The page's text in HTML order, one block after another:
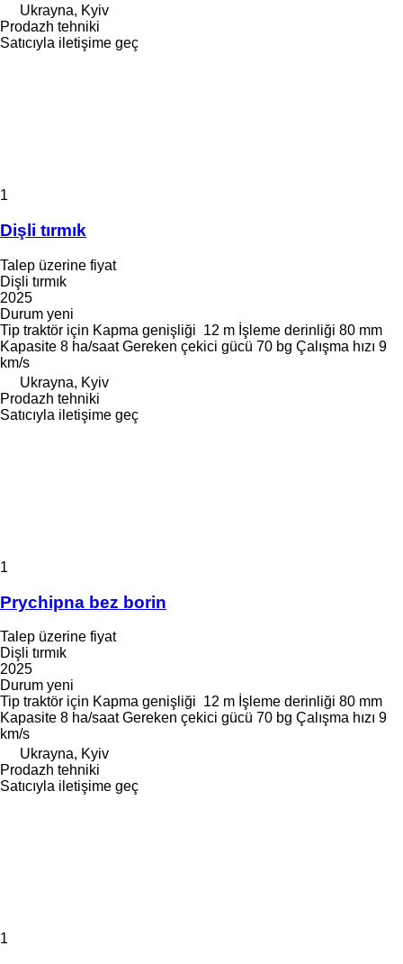
Ukrayna, Kyiv
Prodazh tehniki
Satıcıyla iletişime geç
1
Dişli tırmık
Talep üzerine fiyat
Dişli tırmık
2025
Durum yeni
Tip traktör için Kapma genişliği 12 m İşleme derinliği 80 mm
Kapasite 8 ha/saat Gereken çekici gücü 70 bg Çalışma hızı 9
km/s
Ukrayna, Kyiv
Prodazh tehniki
Satıcıyla iletişime geç
1
Prychipna bez borin
Talep üzerine fiyat
Dişli tırmık
2025
Durum yeni
Tip traktör için Kapma genişliği 12 m İşleme derinliği 80 mm
Kapasite 8 ha/saat Gereken çekici gücü 70 bg Çalışma hızı 9
km/s
Ukrayna, Kyiv
Prodazh tehniki
Satıcıyla iletişime geç
1